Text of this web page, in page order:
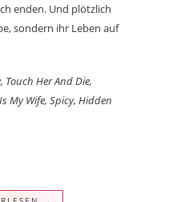
enden. Und plötzlich
sondern ihr Leben auf
Touch Her And Die,
My Wife, Spicy, Hidden